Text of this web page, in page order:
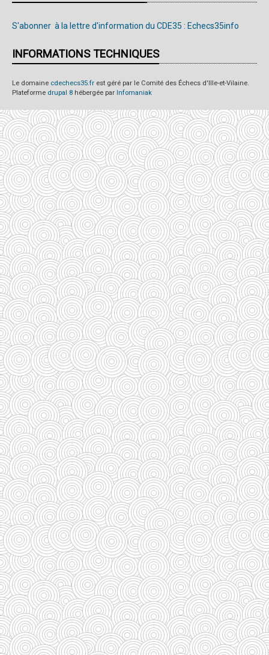
S'abonner à la lettre d'information du CDE35 : Echecs35info
INFORMATIONS TECHNIQUES
Le domaine cdechecs35.fr est géré par le Comité des Échecs d'Ille-et-Vilaine.
Plateforme drupal 8 hébergée par Infomaniak